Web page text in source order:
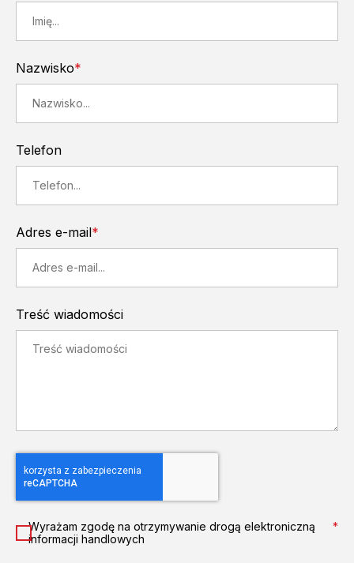
Nazwisko*
Telefon
Adres e-mail*
Treść wiadomości
Wyrażam zgodę na otrzymywanie drogą elektroniczną
informacji handlowych
*